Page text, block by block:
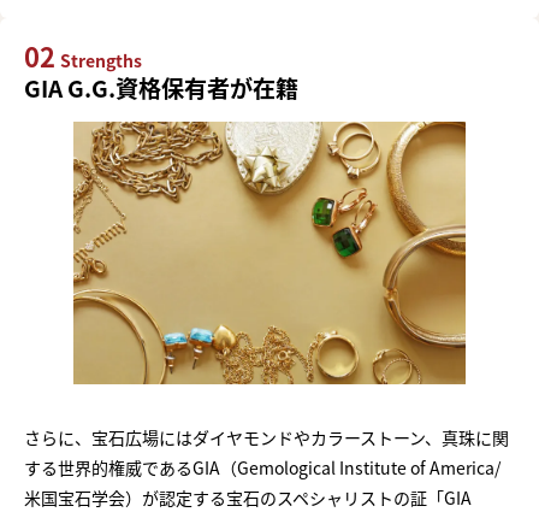
02 Strengths
GIA G.G.資格保有者が在籍
さらに、宝石広場にはダイヤモンドやカラーストーン、真珠に関
する世界的権威であるGIA（Gemological Institute of America/
米国宝石学会）が認定する宝石のスペシャリストの証「GIA